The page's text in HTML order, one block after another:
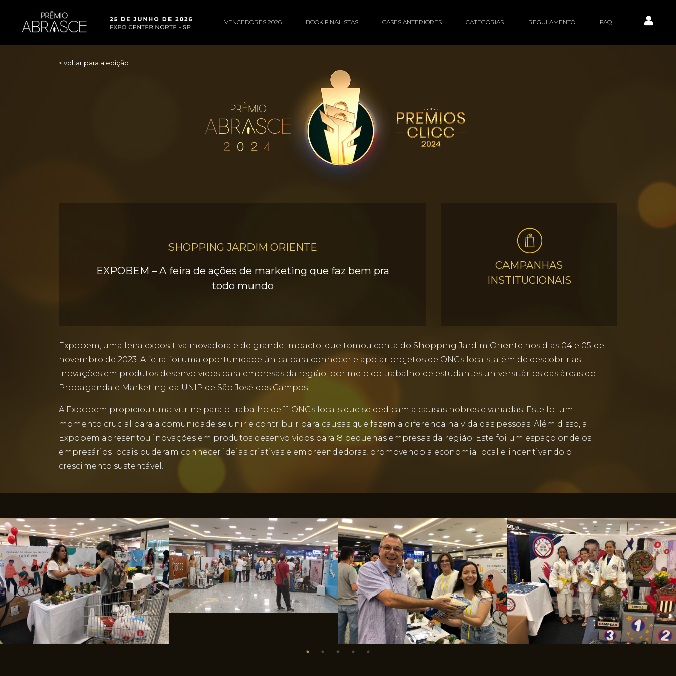
VENCEDORES 2026 BOOK FINALISTAS CASES ANTERIORES CATEGORIAS REGULAMENTO FAQ
< voltar para a edição
SHOPPING JARDIM ORIENTE
EXPOBEM – A feira de ações de marketing que faz bem pra
todo mundo
CAMPANHAS
INSTITUCIONAIS
Expobem, uma feira expositiva inovadora e de grande impacto, que tomou conta do Shopping Jardim Oriente nos dias 04 e 05 de
novembro de 2023. A feira foi uma oportunidade única para conhecer e apoiar projetos de ONGs locais, além de descobrir as
inovações em produtos desenvolvidos para empresas da região, por meio do trabalho de estudantes universitários das áreas de
Propaganda e Marketing da UNIP de São José dos Campos.
A Expobem propiciou uma vitrine para o trabalho de 11 ONGs locais que se dedicam a causas nobres e variadas. Este foi um
momento crucial para a comunidade se unir e contribuir para causas que fazem a diferença na vida das pessoas. Além disso, a
Expobem apresentou inovações em produtos desenvolvidos para 8 pequenas empresas da região. Este foi um espaço onde os
empresários locais puderam conhecer ideias criativas e empreendedoras, promovendo a economia local e incentivando o
crescimento sustentável.